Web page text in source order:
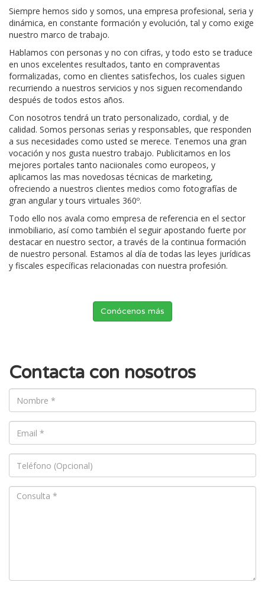
Siempre hemos sido y somos, una empresa profesional, seria y
dinámica, en constante formación y evolución, tal y como exige
nuestro marco de trabajo.
Hablamos con personas y no con cifras, y todo esto se traduce
en unos excelentes resultados, tanto en compraventas
formalizadas, como en clientes satisfechos, los cuales siguen
recurriendo a nuestros servicios y nos siguen recomendando
después de todos estos años.
Con nosotros tendrá un trato personalizado, cordial, y de
calidad. Somos personas serias y responsables, que responden
a sus necesidades como usted se merece. Tenemos una gran
vocación y nos gusta nuestro trabajo. Publicitamos en los
mejores portales tanto naciionales como europeos, y
aplicamos las mas novedosas técnicas de marketing,
ofreciendo a nuestros clientes medios como fotografías de
gran angular y tours virtuales 360º.
Todo ello nos avala como empresa de referencia en el sector
inmobiliario, así como también el seguir apostando fuerte por
destacar en nuestro sector, a través de la continua formación
de nuestro personal. Estamos al día de todas las leyes jurídicas
y fiscales específicas relacionadas con nuestra profesión.
Conócenos más
Contacta con nosotros